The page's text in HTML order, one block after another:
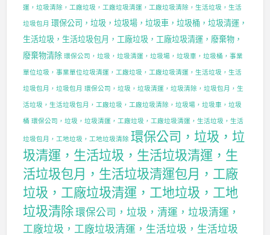
運，垃圾清除，工廠垃圾，工廠垃圾清運，工廠垃圾清除，生活垃圾，生活
垃圾包月 環保公司，垃圾，垃圾場，垃圾車，垃圾桶，垃圾清運，
生活垃圾，生活垃圾包月，工廠垃圾，工廠垃圾清運，廢棄物，
廢棄物清除 環保公司，垃圾，垃圾清運，垃圾場，垃圾車，垃圾桶，事業
單位垃圾，事業單位垃圾清運，工廠垃圾，工廠垃圾清運，生活垃圾，生活
垃圾包月，垃圾包月 環保公司，垃圾，垃圾清運，垃圾清除，垃圾包月，生
活垃圾，生活垃圾包月，工廠垃圾，工廠垃圾清除，垃圾場，垃圾車，垃圾
桶 環保公司，垃圾，垃圾清運，工廠垃圾，工廠垃圾清運，生活垃圾，生活
垃圾包月，工地垃圾，工地垃圾清除 環保公司，垃圾，垃
圾清運，生活垃圾，生活垃圾清運，生
活垃圾包月，生活垃圾清運包月，工廠
垃圾，工廠垃圾清運，工地垃圾，工地
垃圾清除環保公司，垃圾，清運，垃圾清運，
工廠垃圾，工廠垃圾清運，生活垃圾，生活垃圾